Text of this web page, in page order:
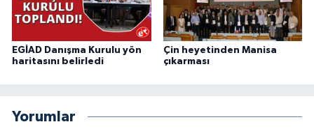
EGİAD Danışma Kurulu yön
haritasını belirledi
Çin heyetinden Manisa
çıkarması
Yorumlar